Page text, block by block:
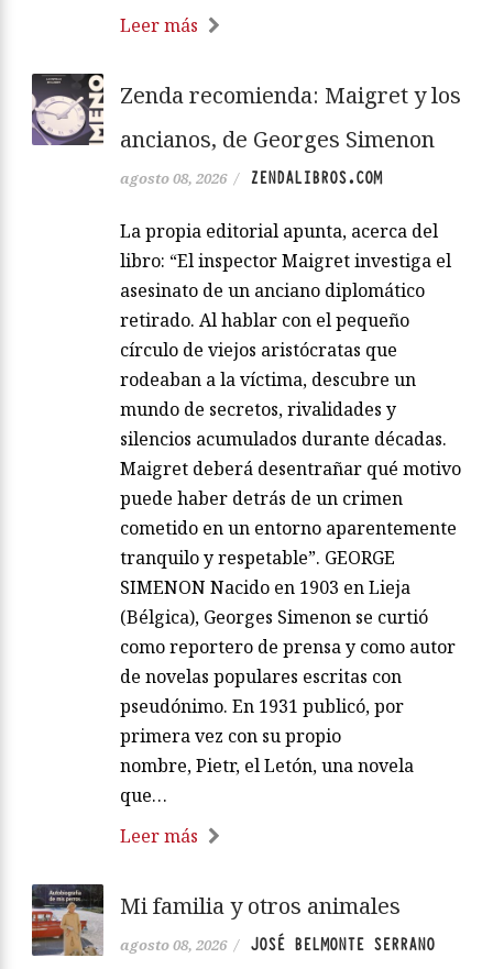
Leer más
Zenda recomienda: Maigret y los
ancianos, de Georges Simenon
agosto 08, 2026 / ZENDALIBROS.COM
La propia editorial apunta, acerca del
libro: “El inspector Maigret investiga el
asesinato de un anciano diplomático
retirado. Al hablar con el pequeño
círculo de viejos aristócratas que
rodeaban a la víctima, descubre un
mundo de secretos, rivalidades y
silencios acumulados durante décadas.
Maigret deberá desentrañar qué motivo
puede haber detrás de un crimen
cometido en un entorno aparentemente
tranquilo y respetable”. GEORGE
SIMENON Nacido en 1903 en Lieja
(Bélgica), Georges Simenon se curtió
como reportero de prensa y como autor
de novelas populares escritas con
pseudónimo. En 1931 publicó, por
primera vez con su propio
nombre, Pietr, el Letón, una novela
que…
Leer más
Mi familia y otros animales
agosto 08, 2026 / JOSÉ BELMONTE SERRANO